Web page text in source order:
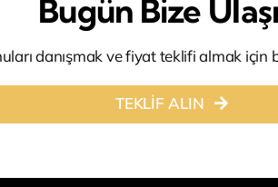
Bugün Bize
danışmak ve fiyat teklifi almak
TEKLİF ALIN